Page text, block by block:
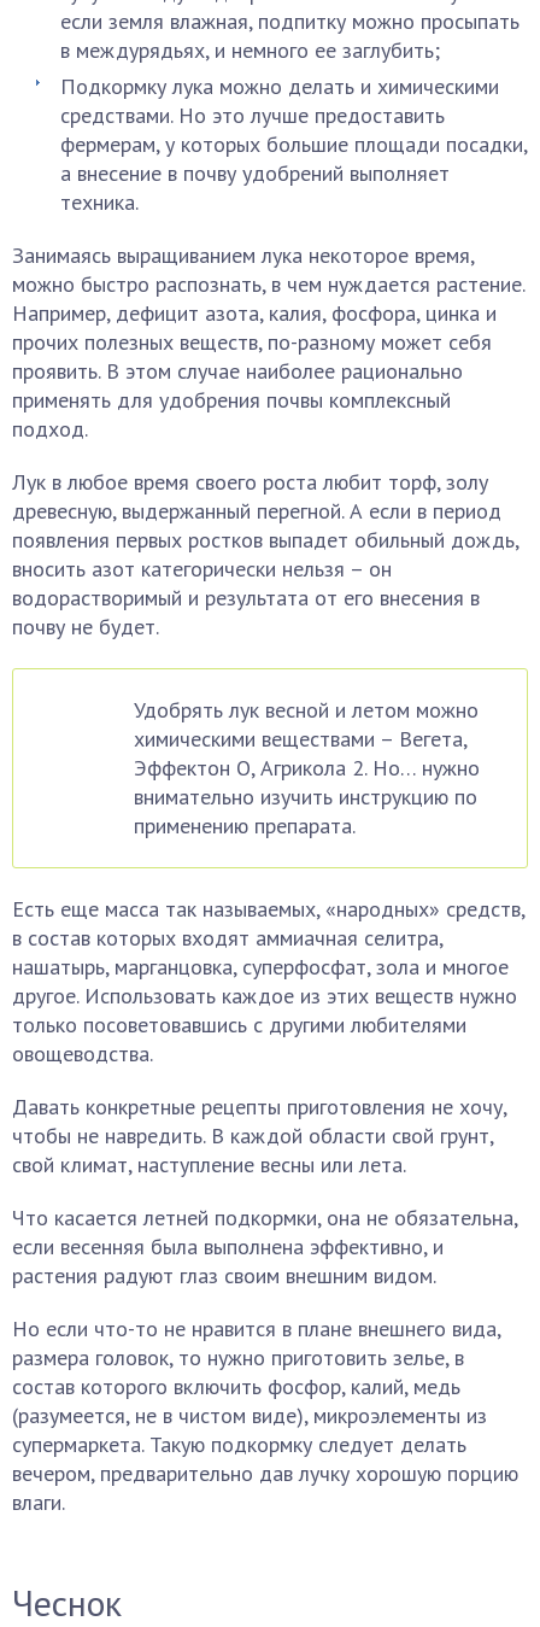
если земля влажная, подпитку можно просыпать
в междурядьях, и немного ее заглубить;
Подкормку лука можно делать и химическими
средствами. Но это лучше предоставить
фермерам, у которых большие площади посадки,
а внесение в почву удобрений выполняет
техника.
Занимаясь выращиванием лука некоторое время,
можно быстро распознать, в чем нуждается растение.
Например, дефицит азота, калия, фосфора, цинка и
прочих полезных веществ, по-разному может себя
проявить. В этом случае наиболее рационально
применять для удобрения почвы комплексный
подход.
Лук в любое время своего роста любит торф, золу
древесную, выдержанный перегной. А если в период
появления первых ростков выпадет обильный дождь,
вносить азот категорически нельзя – он
водорастворимый и результата от его внесения в
почву не будет.
Удобрять лук весной и летом можно
химическими веществами – Вегета,
Эффектон О, Агрикола 2. Но… нужно
внимательно изучить инструкцию по
применению препарата.
Есть еще масса так называемых, «народных» средств,
в состав которых входят аммиачная селитра,
нашатырь, марганцовка, суперфосфат, зола и многое
другое. Использовать каждое из этих веществ нужно
только посоветовавшись с другими любителями
овощеводства.
Давать конкретные рецепты приготовления не хочу,
чтобы не навредить. В каждой области свой грунт,
свой климат, наступление весны или лета.
Что касается летней подкормки, она не обязательна,
если весенняя была выполнена эффективно, и
растения радуют глаз своим внешним видом.
Но если что-то не нравится в плане внешнего вида,
размера головок, то нужно приготовить зелье, в
состав которого включить фосфор, калий, медь
(разумеется, не в чистом виде), микроэлементы из
супермаркета. Такую подкормку следует делать
вечером, предварительно дав лучку хорошую порцию
влаги.
Чеснок